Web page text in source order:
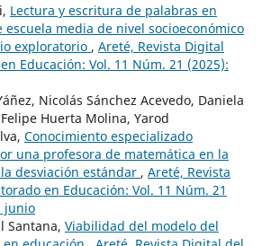
Lectura y escritura de palabras en
media de nivel socioeconómico
exploratorio , Areté, Revista Digital
Educación: Vol. 11 Núm. 21 (2025):
Nicolás Sánchez Acevedo, Daniela
Huerta Molina, Yarod
Conocimiento especializado
una profesora de matemática en la
desviación estándar , Areté, Revista
en Educación: Vol. 11 Núm. 21
junio
Santana, Viabilidad del modelo del